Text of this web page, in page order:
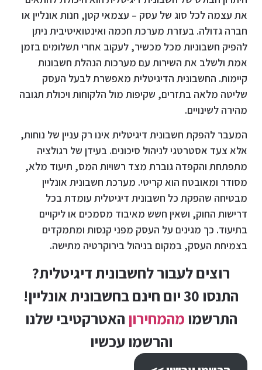
את עצמה לכל סוג של עסק – עצמאי קטן, חנות אונליין או
חברה גדולה. בעזרת מערכת חכמה ואינטואיטיבית ניתן
להפיק חשבוניות מכל מכשיר, לעקוב אחרי תשלומים בזמן
אמת ולשלב את השירות עם מערכות הנהלת חשבונות
קיימות. החשבונית הדיגיטלית מאפשרת לבעל העסק
שליטה מלאה בתזרים, שקיפות מול הלקוחות ויכולת תגובה
מהירה לשינויים.
המעבר להפקת חשבונית דיגיטלית אינו רק עניין של נוחות,
אלא צעד אסטרטגי לניהול סיכונים. בעידן של רגולציה
מתפתחת והקפדה גוברת מצד רשויות המס, תיעוד מלא,
מסודר ומאובטח הוא קריטי. מערכת חשבונית אונליין
מבטיחה שהפקת כל חשבונית דיגיטלית עומדת בכל
דרישות החוק, ושאין חשש מאיבוד מסמכים או ליקויים
בתיעוד. כך מגינים על העסק מפני קנסות ומתמקדים
בצמיחת העסק, במקום בניהול בירוקרטיה מתישה.
רוצים לעבור לחשבונית דיגיטלית?
התנסו 30 יום חינם בחשבונית אונליין!
התרשמו מהמחירון האטרקטיבי שלנו
והרשמו עכשיו